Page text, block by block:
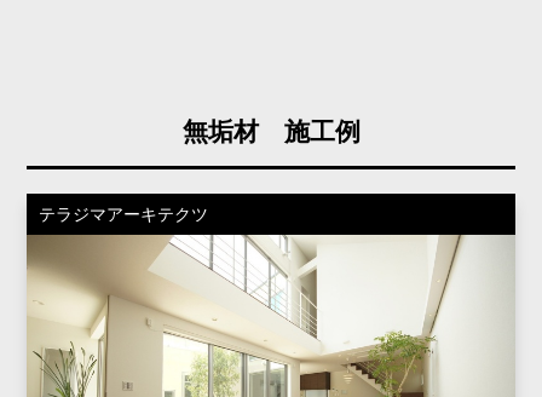
無垢材 施工例
テラジマアーキテクツ